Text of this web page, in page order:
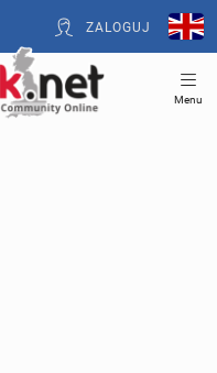
ZALOGUJ
Menu